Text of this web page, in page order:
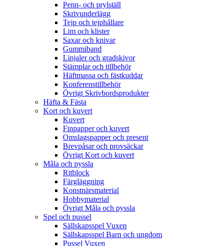
Penn- och prylställ
Skrivunderlägg
Tejp och tejphållare
Lim och klister
Saxar och knivar
Gummiband
Linjaler och gradskivor
Stämplar och tillbehör
Häftmassa och fästkuddar
Konferenstillbehör
Övrigt Skrivbordsprodukter
Häfta & Fästa
Kort och kuvert
Kuvert
Finpapper och kuvert
Omslagspapper och present
Brevpåsar och provsäckar
Övrigt Kort och kuvert
Måla och pyssla
Ritblock
Färgläggning
Konstnärsmaterial
Hobbymaterial
Övrigt Måla och pyssla
Spel och pussel
Sällskapsspel Vuxen
Sällskapsspel Barn och ungdom
Pussel Vuxen